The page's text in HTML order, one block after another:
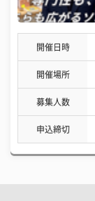
開催日時
開催場所
募集人数
申込締切